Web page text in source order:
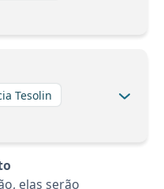
Tesolin
elas serão